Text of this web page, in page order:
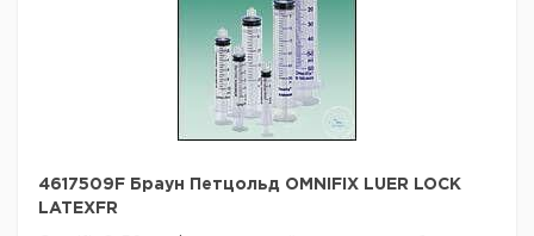
4617509F Браун Петцольд OMNIFIX LUER LOCK
LATEXFR